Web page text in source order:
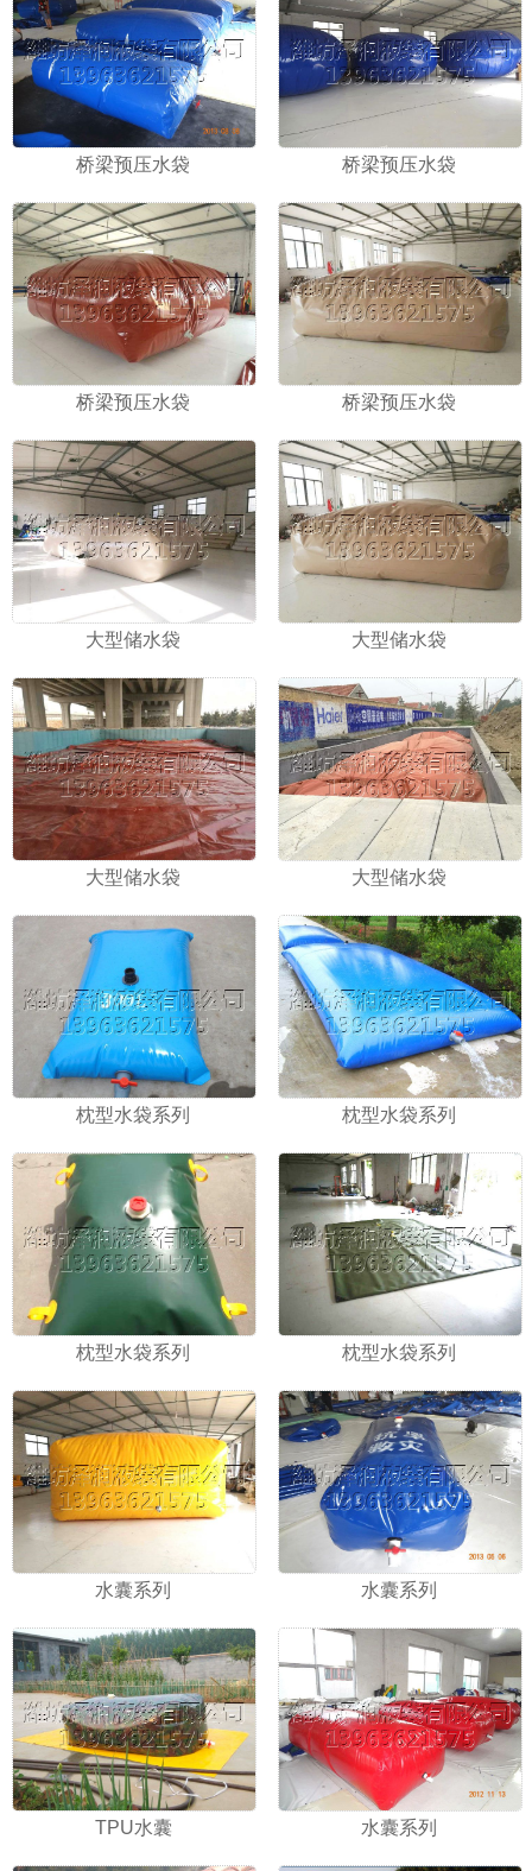
桥梁预压水袋 桥梁预压水袋
桥梁预压水袋 桥梁预压水袋
大型储水袋 大型储水袋
大型储水袋 大型储水袋
枕型水袋系列 枕型水袋系列
枕型水袋系列 枕型水袋系列
水囊系列 水囊系列
TPU水囊 水囊系列